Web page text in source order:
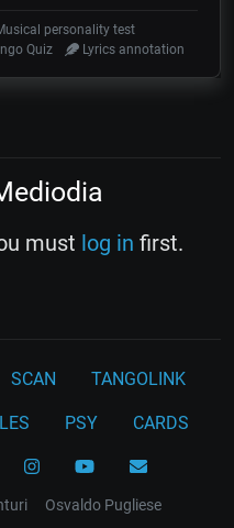
personality test
Quiz Lyrics annotation
must log in first.
SCAN TANGOLINK
PSY CARDS
Osvaldo Pugliese